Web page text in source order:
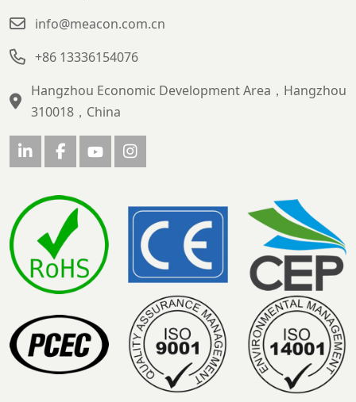
info@meacon.com.cn
+86 13336154076
Hangzhou Economic Development Area，Hangzhou
310018，China